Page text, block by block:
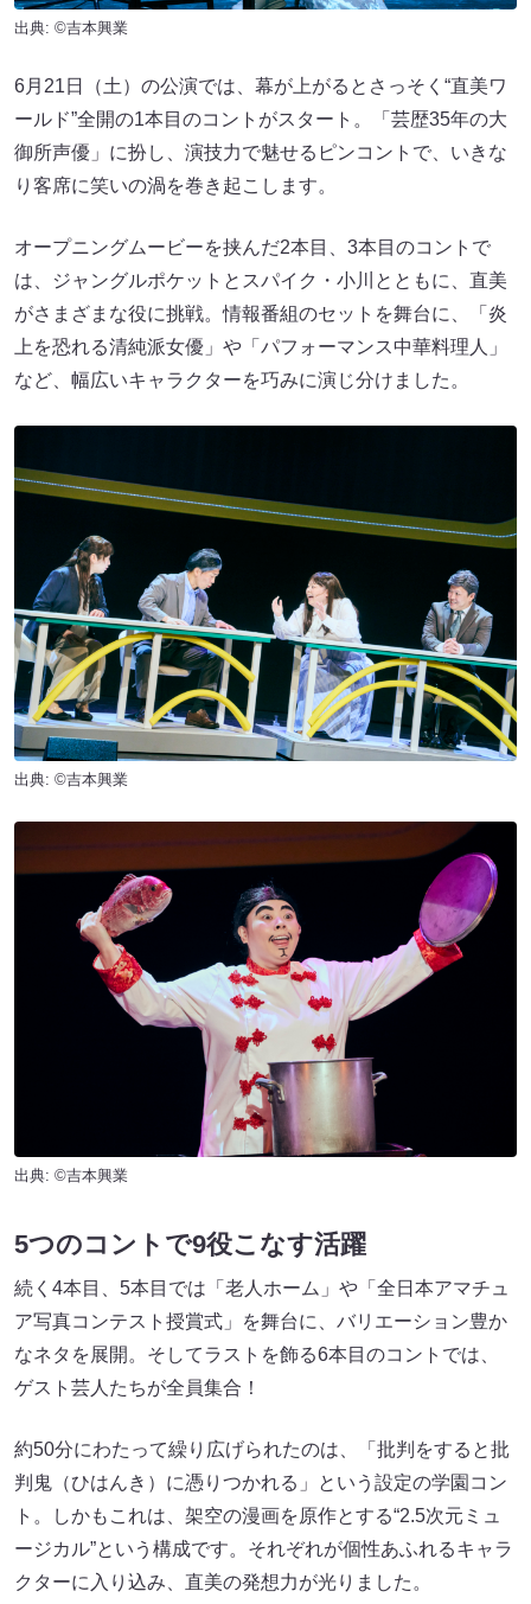
出典: ©吉本興業
6月21日（土）の公演では、幕が上がるとさっそく“直美ワ
ールド”全開の1本目のコントがスタート。「芸歴35年の大
御所声優」に扮し、演技力で魅せるピンコントで、いきな
り客席に笑いの渦を巻き起こします。
オープニングムービーを挟んだ2本目、3本目のコントで
は、ジャングルポケットとスパイク・小川とともに、直美
がさまざまな役に挑戦。情報番組のセットを舞台に、「炎
上を恐れる清純派女優」や「パフォーマンス中華料理人」
など、幅広いキャラクターを巧みに演じ分けました。
出典: ©吉本興業
出典: ©吉本興業
5つのコントで9役こなす活躍
続く4本目、5本目では「老人ホーム」や「全日本アマチュ
ア写真コンテスト授賞式」を舞台に、バリエーション豊か
なネタを展開。そしてラストを飾る6本目のコントでは、
ゲスト芸人たちが全員集合！
約50分にわたって繰り広げられたのは、「批判をすると批
判鬼（ひはんき）に憑りつかれる」という設定の学園コン
ト。しかもこれは、架空の漫画を原作とする“2.5次元ミュ
ージカル”という構成です。それぞれが個性あふれるキャラ
クターに入り込み、直美の発想力が光りました。